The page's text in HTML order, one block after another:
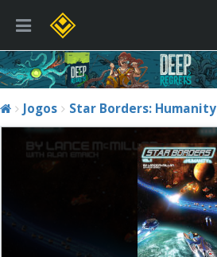
Jogos Star Borders: Humanity